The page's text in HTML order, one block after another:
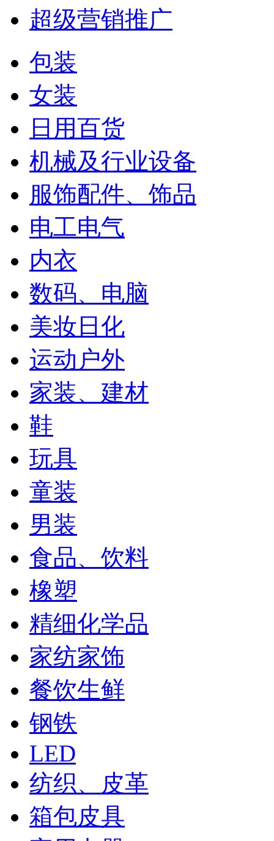
超级营销推广
包装
女装
日用百货
机械及行业设备
服饰配件、饰品
电工电气
内衣
数码、电脑
美妆日化
运动户外
家装、建材
鞋
玩具
童装
男装
食品、饮料
橡塑
精细化学品
家纺家饰
餐饮生鲜
钢铁
LED
纺织、皮革
箱包皮具